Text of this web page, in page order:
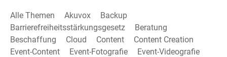
Alle Themen Akuvox
Backup
Barrierefreiheitsstärkungsgesetz
Beratung
Beschaffung
Cloud Content
Content Creation
Event-Content
Event-Fotografie
Event-Videografie